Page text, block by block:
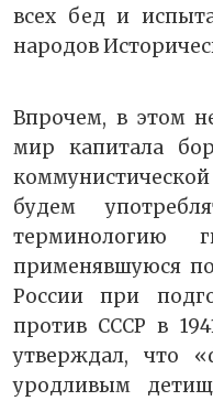
всех бед и
народов
Впрочем, в этом
мир капитала
будем
терминологию
применявшуюся
России при
против СССР в
утверждал, что
уродливым